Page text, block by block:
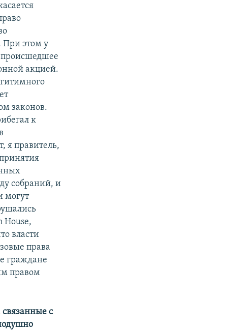
При этом у
происшедшее
акцией.
законов.
к
я правитель,
собраний, и
могут
House,
власти
права
граждане
правом
с